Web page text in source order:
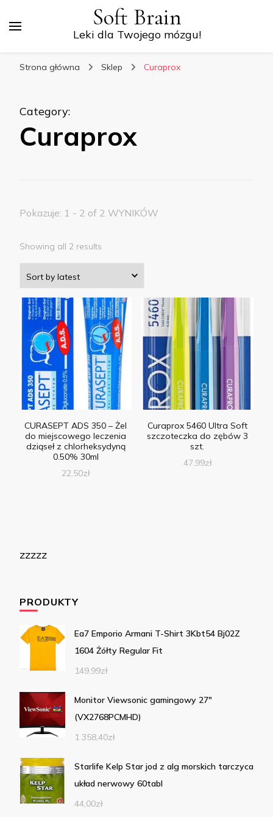
Soft Brain
Leki dla Twojego mózgu!
Strona główna Sklep Curaprox
Category:
Curaprox
Pokazuje: 1 - 2 of 2 WYNIKÓW
Showing all 2 results
CURASEPT ADS 350 – Żel
do miejscowego leczenia
dziąseł z chlorheksydyną
0.50% 30ml
22,50zł
Curaprox 5460 Ultra Soft
szczoteczka do zębów 3
szt.
47,99zł
zzzzz
PRODUKTY
Ea7 Emporio Armani T-Shirt 3Kbt54 Bj02Z
1604 Żółty Regular Fit
149,99zł
Monitor Viewsonic gamingowy 27"
(VX2768PCMHD)
1 358,40zł
Starlife Kelp Star jod z alg morskich tarczyca
układ nerwowy 60tabl
44,00zł